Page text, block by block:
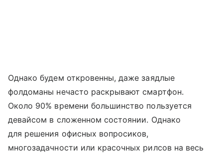
Однако будем откровенны, даже заядлые
фолдоманы нечасто раскрывают смартфон.
Около 90% времени большинство пользуется
девайсом в сложенном состоянии. Однако
для решения офисных вопросиков,
многозадачности или красочных рилсов на весь